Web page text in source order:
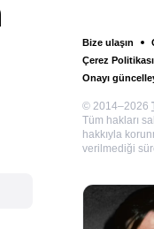
Bize ulaşın
Çerez Politikası
Onayı
© 2014–2026
Tüm hakları
hakkıyla
verilmediği